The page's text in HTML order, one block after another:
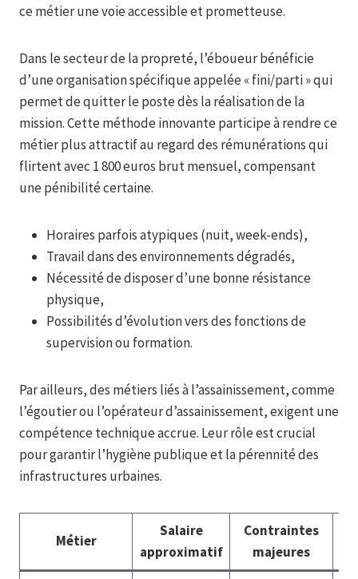
ce métier une voie accessible et prometteuse.
Dans le secteur de la propreté, l’éboueur bénéficie
d’une organisation spécifique appelée « fini/parti » qui
permet de quitter le poste dès la réalisation de la
mission. Cette méthode innovante participe à rendre ce
métier plus attractif au regard des rémunérations qui
flirtent avec 1 800 euros brut mensuel, compensant
une pénibilité certaine.
Horaires parfois atypiques (nuit, week-ends),
Travail dans des environnements dégradés,
Nécessité de disposer d’une bonne résistance
physique,
Possibilités d’évolution vers des fonctions de
supervision ou formation.
Par ailleurs, des métiers liés à l’assainissement, comme
l’égoutier ou l’opérateur d’assainissement, exigent une
compétence technique accrue. Leur rôle est crucial
pour garantir l’hygiène publique et la pérennité des
infrastructures urbaines.
Métier
Salaire
approximatif
Contraintes
majeures